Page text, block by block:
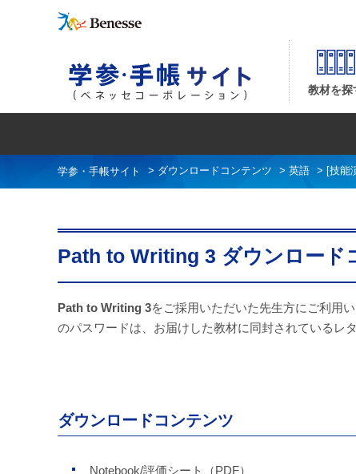
教材を探
> ダウンロードコンテンツ > 英語 > [技能
Path to Writing 3 ダウンロード
Path to Writing 3をご採用いただいた先生方にご利用
のパスワードは、お届けした教材に同封されているレ
ダウンロードコンテンツ
Notebook/評価シート（PDF）